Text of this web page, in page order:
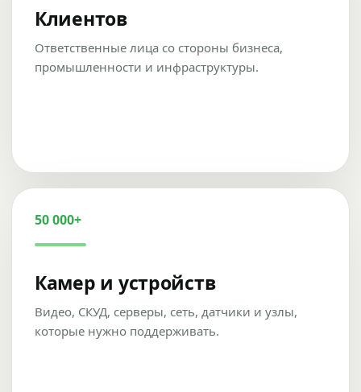
Клиентов
Ответственные лица со стороны бизнеса,
промышленности и инфраструктуры.
50 000+
Камер и устройств
Видео, СКУД, серверы, сеть, датчики и узлы,
которые нужно поддерживать.